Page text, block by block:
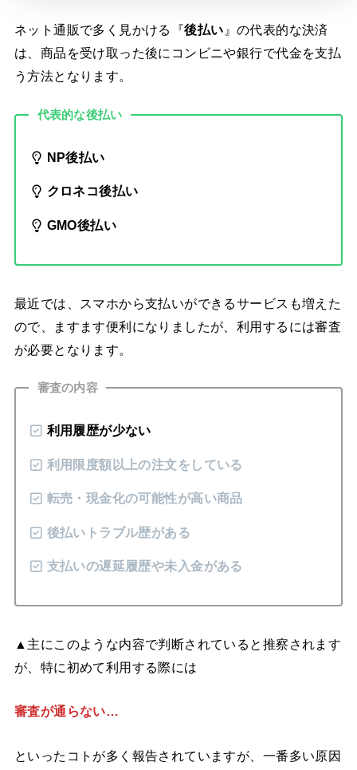
ネット通販で多く見かける『後払い 』の代表的な決済
は、商品を受け取った後にコンビニや銀行で代金を支払
う方法となります。
代表的な後払い
NP後払い
クロネコ後払い
GMO後払い
最近では、スマホから支払いができるサービスも増えた
ので、ますます便利になりましたが、利用するには審査
が必要となります。
審査の内容
利用履歴が少ない
利用 限度額以上の注文をしている
転売・現金化の可能性が高い商品
後払いトラブル歴がある
支払いの遅延履歴や未入金がある
▲主にこのような内容で判断されていると推察されます
が、特に初めて利用する際には
審査が通らない…
といったコトが多く報告されていますが、一番多い原因